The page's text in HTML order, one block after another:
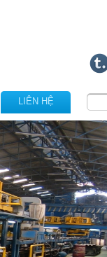
LIÊN HỆ